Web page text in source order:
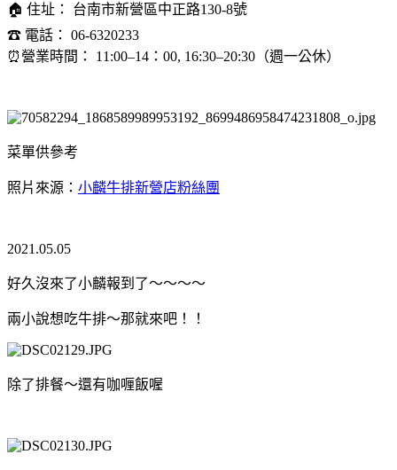
🏠 住址： 台南市新營區中正路130-8號
☎ 電話： 06-6320233
⏰營業時間： 11:00–14：00, 16:30–20:30（週一公休）
菜單供參考
照片來源： 小麟牛排新營店粉絲團
2021.05.05
好久沒來了小麟報到了～～～～
兩小說想吃牛排～那就來吧！！
除了排餐～還有咖喱飯喔